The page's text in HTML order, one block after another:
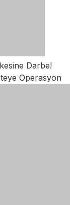
Darbe!
Operasyon